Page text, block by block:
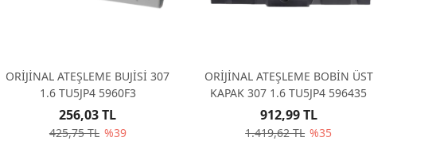
ORİJİNAL ATEŞLEME BUJİSİ 307
1.6 TU5JP4 5960F3
425,75 TL %39
256,03 TL
ORİJİNAL ATEŞLEME BOBİN ÜST
KAPAK 307 1.6 TU5JP4 596435
1.419,62 TL %35
912,99 TL